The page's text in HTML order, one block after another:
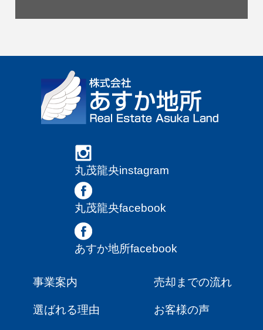
丸茂龍央instagram
丸茂龍央facebook
あすか地所facebook
事業案内
選ばれる理由
売却までの流れ
お客様の声